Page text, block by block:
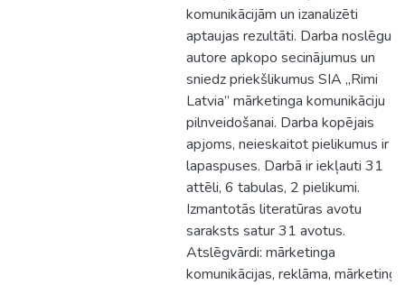
komunikācijām un izanalizēti
aptaujas rezultāti. Darba
autore apkopo secinājumus un
sniedz priekšlikumus SIA „Rimi
Latvia” mārketinga komunikāciju
pilnveidošanai. Darba kopējais
apjoms, neieskaitot pielikumus ir
lapaspuses. Darbā ir iekļauti 31
attēli, 6 tabulas, 2 pielikumi.
Izmantotās literatūras avotu
saraksts satur 31 avotus.
Atslēgvārdi: mārketinga
komunikācijas, reklāma, mārketinga